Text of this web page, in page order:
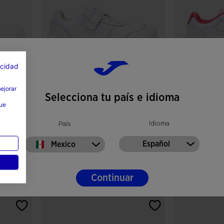
Mex$ 1.199,00 Mex$ 1.199,00
4.3 sobre 5
Selecciona tu país e idioma
País
Mexico
Idioma
Español
Continuar